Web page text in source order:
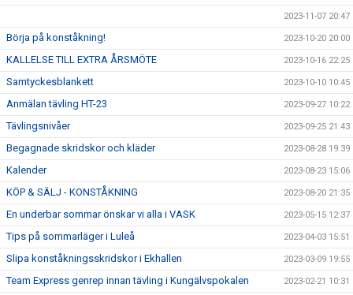
2023-11-07 20:47
Börja på konståkning! 2023-10-20 20:00
KALLELSE TILL EXTRA ÅRSMÖTE 2023-10-16 22:25
Samtyckesblankett 2023-10-10 10:45
Anmälan tävling HT-23 2023-09-27 10:22
Tävlingsnivåer 2023-09-25 21:43
Begagnade skridskor och kläder 2023-08-28 19:39
Kalender 2023-08-23 15:06
KÖP & SÄLJ - KONSTÅKNING 2023-08-20 21:35
En underbar sommar önskar vi alla i VASK 2023-05-15 12:37
Tips på sommarläger i Luleå 2023-04-03 15:51
Slipa konståkningsskridskor i Ekhallen 2023-03-09 19:55
Team Express genrep innan tävling i Kungälvspokalen 2023-02-21 10:31